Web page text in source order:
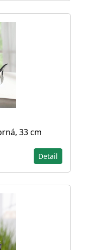
33 cm
Detail